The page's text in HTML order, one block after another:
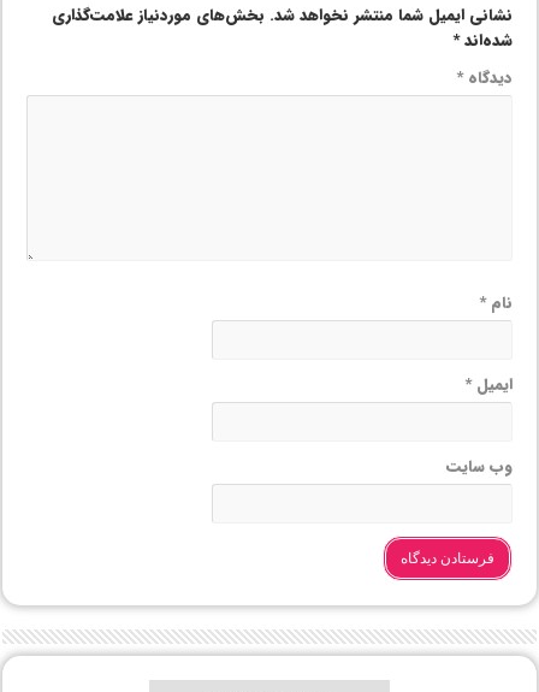
نشانی ایمیل شما منتشر نخواهد شد. بخش‌های موردنیاز علامت‌گذاری
شده‌اند*
دیدگاه*
نام*
ایمیل*
وب‌ سایت